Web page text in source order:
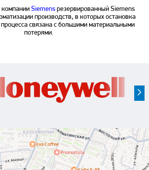
компании Siemensрезервированный Siemens
производств, в которых остановка
связана с большими материальными
потерями.